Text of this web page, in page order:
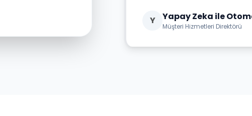
Y Yapay Zeka ile
Müşteri Hizmetleri Direktörü